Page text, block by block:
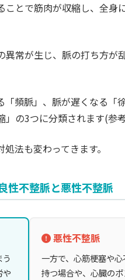
とで筋肉が収縮し、全身
常が生じ、脈の打ち方が
頻脈」、脈が遅くなる「
の3つに分類されます(参
法も変わってきます。
性不整脈と悪性不整脈
や
悪性不整脈
一方で、心筋梗塞や
持つ場合や、心臓の